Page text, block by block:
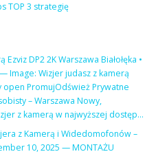
TOP 3 strategię
DP2 2K Warszawa Białołęka •
Image: Wizjer judasz z kamerą
open PromujOdśwież Prywatne
– Warszawa Nowy,
z kamerą w najwyższej dostęp…
z Kamerą i Widedomofonów –
10, 2025 — MONTAŻU